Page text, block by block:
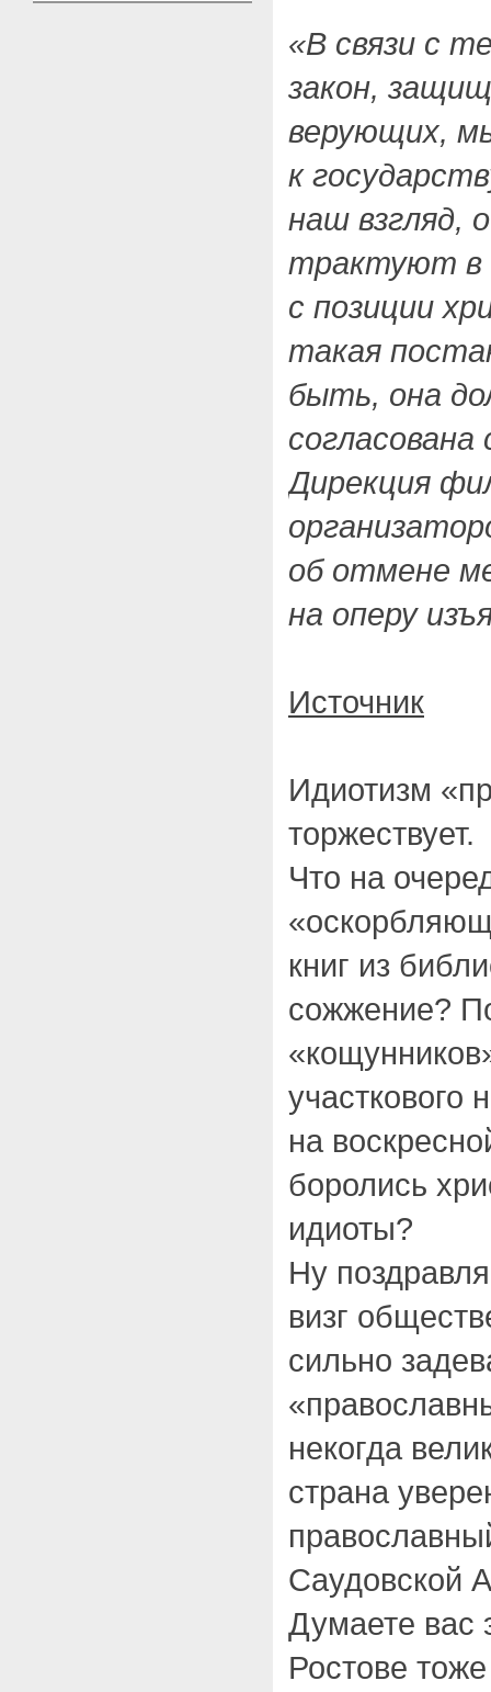
«В связи с
закон,
верующих,
к
наш взгляд,
трактуют в
с позиции
такая
быть, она
Дирекция
об отмене
на оперу
Источник
Идиотизм
торжествует.
Что на
книг из
сожжение?
участкового
на
боролись
идиоты?
Ну
визг
сильно
некогда
страна
Саудовской
Думаете вас
Ростове